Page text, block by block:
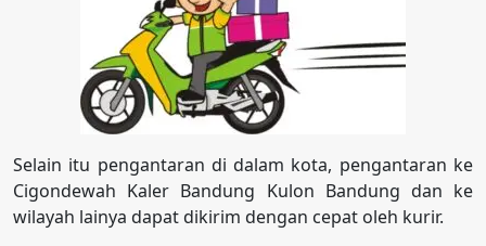
Selain itu pengantaran di dalam kota, pengantaran ke
Cigondewah Kaler Bandung Kulon Bandung dan ke
wilayah lainya dapat dikirim dengan cepat oleh kurir.